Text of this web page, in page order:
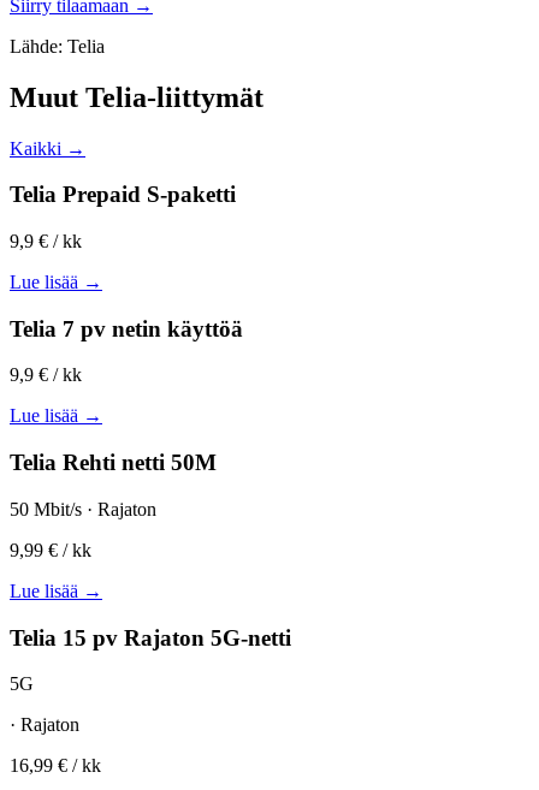
Siirry tilaamaan →
Lähde: Telia
Muut Telia-liittymät
Kaikki →
Telia Prepaid S-paketti
9,9 € / kk
Lue lisää →
Telia 7 pv netin käyttöä
9,9 € / kk
Lue lisää →
Telia Rehti netti 50M
50 Mbit/s · Rajaton
9,99 € / kk
Lue lisää →
Telia 15 pv Rajaton 5G-netti
5G
· Rajaton
16,99 € / kk